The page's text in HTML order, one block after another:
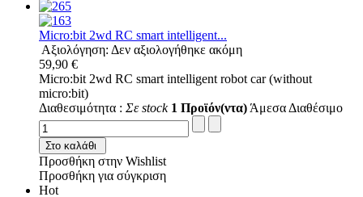
Micro:bit 2wd RC smart intelligent...
Αξιολόγηση: Δεν αξιολογήθηκε ακόμη
59,90 €
Micro:bit 2wd RC smart intelligent robot car (without
micro:bit)
Διαθεσιμότητα : Σε stock 1 Προϊόν(ντα) Άμεσα Διαθέσιμο
Στο καλάθι
Προσθήκη στην Wishlist
Προσθήκη για σύγκριση
Hot